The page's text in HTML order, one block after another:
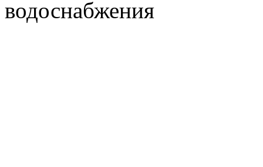
водоснабжения